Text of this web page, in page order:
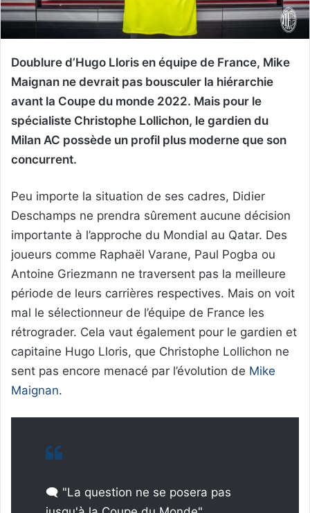
Doublure d’Hugo Lloris en équipe de France, Mike
Maignan ne devrait pas bousculer la hiérarchie
avant la Coupe du monde 2022. Mais pour le
spécialiste Christophe Lollichon, le gardien du
Milan AC possède un profil plus moderne que son
concurrent.
Peu importe la situation de ses cadres, Didier
Deschamps ne prendra sûrement aucune décision
importante à l’approche du Mondial au Qatar. Des
joueurs comme Raphaël Varane, Paul Pogba ou
Antoine Griezmann ne traversent pas la meilleure
période de leurs carrières respectives. Mais on voit
mal le sélectionneur de l’équipe de France les
rétrograder. Cela vaut également pour le gardien et
capitaine Hugo Lloris, que Christophe Lollichon ne
sent pas encore menacé par l’évolution de Mike
Maignan.
🗨️ "La question ne se posera pas